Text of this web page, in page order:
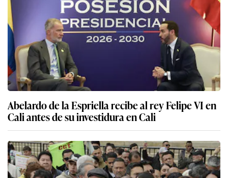
Abelardo de la Espriella recibe al rey Felipe VI en
Cali antes de su investidura en Cali